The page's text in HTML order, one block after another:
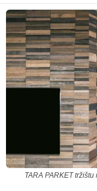
TARA PARKET